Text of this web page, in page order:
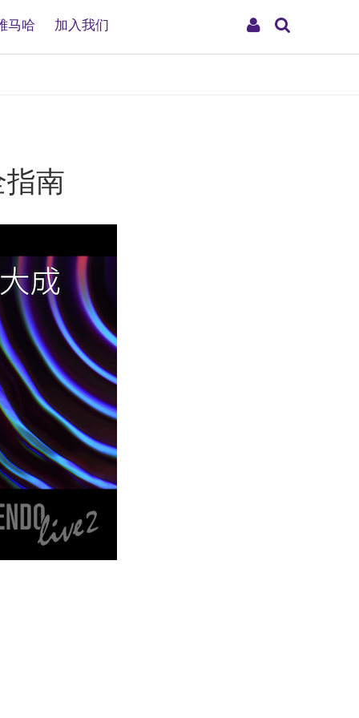
My
马哈 加入我们
指南